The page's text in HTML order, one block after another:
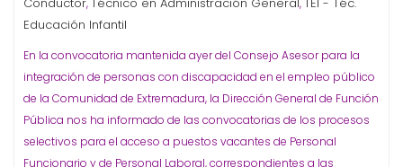
, ,
Educación Infantil
En la convocatoria mantenida ayer del Consejo Asesor para la
integración de personas con discapacidad en el empleo público
de la Comunidad de Extremadura, la Dirección General de Función
Pública nos ha informado de las convocatorias de los procesos
selectivos para el acceso a puestos vacantes de Personal
Funcionario y de Personal Laboral, correspondientes a las